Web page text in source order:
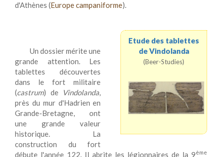
d'Athènes (Europe campaniforme).
Etude des tablettes
de Vindolanda
(Beer-Studies)
Un dossier mérite une
grande attention. Les
tablettes découvertes
dans le fort militaire
(castrum) de Vindolanda,
près du mur d'Hadrien en
Grande-Bretagne, ont
une grande valeur
historique. La
construction du fort
débute l'année 122. Il abrite les légionnaires de la 9ème